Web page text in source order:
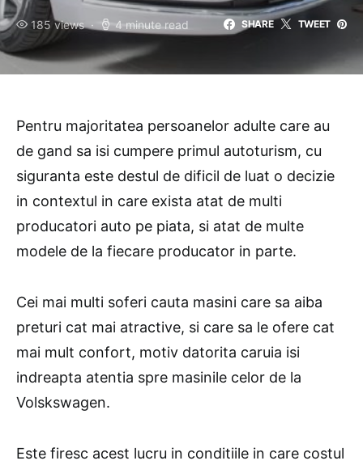
185 views 4 minute read SHARE TWEET
Pentru majoritatea persoanelor adulte care au
de gand sa isi cumpere primul autoturism, cu
siguranta este destul de dificil de luat o decizie
in contextul in care exista atat de multi
producatori auto pe piata, si atat de multe
modele de la fiecare producator in parte.
Cei mai multi soferi cauta masini care sa aiba
preturi cat mai atractive, si care sa le ofere cat
mai mult confort, motiv datorita caruia isi
indreapta atentia spre masinile celor de la
Volskswagen.
Este firesc acest lucru in conditiile in care costul